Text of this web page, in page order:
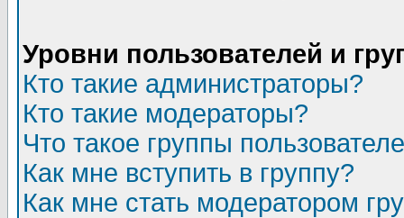
Уровни пользователей и
Кто такие администраторы?
Кто такие модераторы?
Что такое группы
Как мне вступить в группу?
Как мне стать модератором